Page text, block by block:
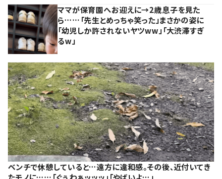
ママが保育園へお迎えに→2歳息子を見た
ら……「先生とめっちゃ笑った」まさかの姿に
「幼児しか許されないヤツww」「大渋滞すぎ
るw」
ベンチで休憩していると…遠方に違和感。その後、近付いてき